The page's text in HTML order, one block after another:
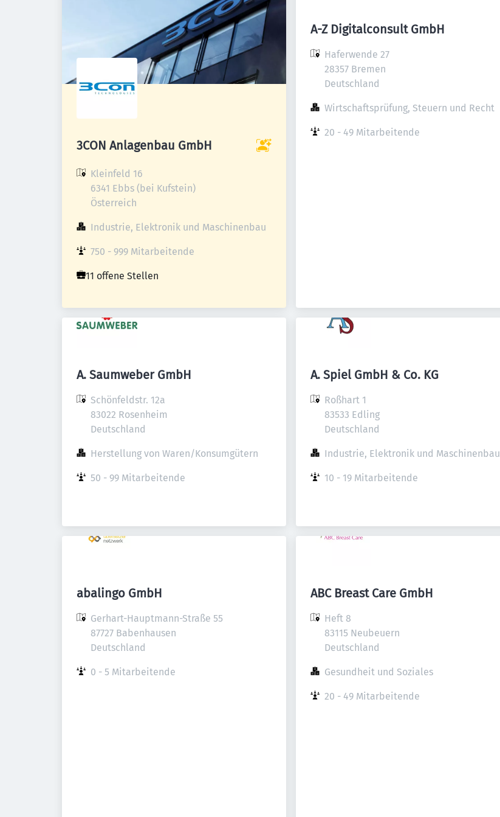
3CON Anlagenbau GmbH
Kleinfeld 16
6341 Ebbs (bei Kufstein)
Österreich
Industrie, Elektronik und Maschinenbau
750 - 999 Mitarbeitende
11 offene Stellen
A-Z Digitalconsult GmbH
Haferwende 27
28357 Bremen
Deutschland
Wirtschaftsprüfung, Steuern und Recht
20 - 49 Mitarbeitende
A. Saumweber GmbH
Schönfeldstr. 12a
83022 Rosenheim
Deutschland
Herstellung von Waren/Konsumgütern
50 - 99 Mitarbeitende
A. Spiel GmbH & Co. KG
Roßhart 1
83533 Edling
Deutschland
Industrie, Elektronik und Maschinenbau
10 - 19 Mitarbeitende
abalingo GmbH
Gerhart-Hauptmann-Straße 55
87727 Babenhausen
Deutschland
0 - 5 Mitarbeitende
ABC Breast Care GmbH
Heft 8
83115 Neubeuern
Deutschland
Gesundheit und Soziales
20 - 49 Mitarbeitende